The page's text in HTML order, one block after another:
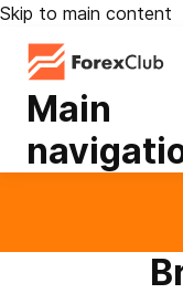
Skip to main content
Main